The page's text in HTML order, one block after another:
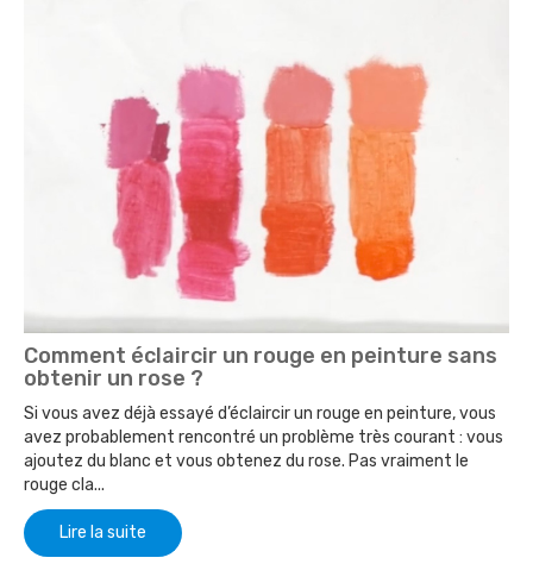
Comment éclaircir un rouge en peinture sans
obtenir un rose ?
Si vous avez déjà essayé d’éclaircir un rouge en peinture, vous
avez probablement rencontré un problème très courant : vous
ajoutez du blanc et vous obtenez du rose. Pas vraiment le
rouge cla...
Lire la suite